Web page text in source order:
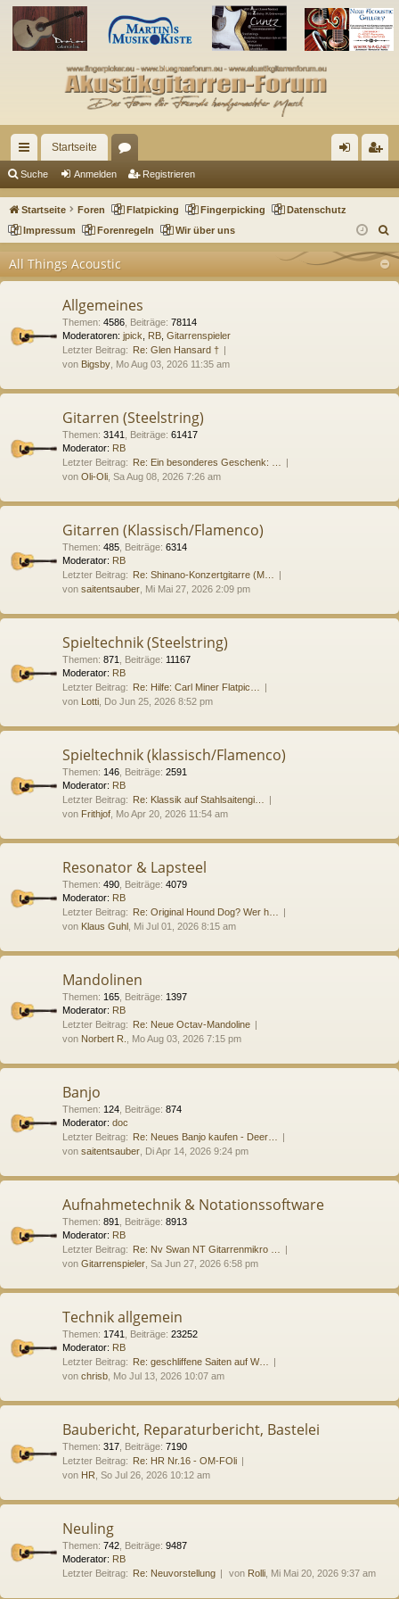
ch
ne
llz
riff
Startseite
en m
de
n
ist
rie
re
n
Suche Anmelden Registrieren
Startseite Foren Flatpicking Fingerpicking
Datenschutz
Impressum
Forenregeln Wir über uns
All Things Acoustic
Allgemeines
Themen: 4586 Beiträge: 78114
Moderatoren: jpick RB Gitarrenspieler
Letzter Beitrag: Re: Glen Hansard †
von Bigsby , Mo Aug 03, 2026 11:35 am
Gitarren (Steelstring)
Themen: 3141 Beiträge: 61417
Moderator: RB
Letzter Beitrag: Re: Ein besonderes Geschenk: …
von Oli-Oli , Sa Aug 08, 2026 7:26 am
Gitarren (Klassisch/Flamenco)
Themen: 485 Beiträge: 6314
Moderator: RB
Letzter Beitrag: Re: Shinano-Konzertgitarre (M…
von saitentsauber , Mi Mai 27, 2026 2:09 pm
Spieltechnik (Steelstring)
Themen: 871 Beiträge: 11167
Moderator: RB
Letzter Beitrag: Re: Hilfe: Carl Miner Flatpic…
von Lotti , Do Jun 25, 2026 8:52 pm
Spieltechnik (klassisch/Flamenco)
Themen: 146 Beiträge: 2591
Moderator: RB
Letzter Beitrag: Re: Klassik auf Stahlsaitengi…
von Frithjof , Mo Apr 20, 2026 11:54 am
Resonator & Lapsteel
Themen: 490 Beiträge: 4079
Moderator: RB
Letzter Beitrag: Re: Original Hound Dog? Wer h…
von Klaus Guhl , Mi Jul 01, 2026 8:15 am
Mandolinen
Themen: 165 Beiträge: 1397
Moderator: RB
Letzter Beitrag: Re: Neue Octav-Mandoline
von Norbert R. , Mo Aug 03, 2026 7:15 pm
Banjo
Themen: 124 Beiträge: 874
Moderator: doc
Letzter Beitrag: Re: Neues Banjo kaufen - Deer…
von saitentsauber , Di Apr 14, 2026 9:24 pm
Aufnahmetechnik & Notationssoftware
Themen: 891 Beiträge: 8913
Moderator: RB
Letzter Beitrag: Re: Nv Swan NT Gitarrenmikro …
von Gitarrenspieler , Sa Jun 27, 2026 6:58 pm
Technik allgemein
Themen: 1741 Beiträge: 23252
Moderator: RB
Letzter Beitrag: Re: geschliffene Saiten auf W…
von chrisb , Mo Jul 13, 2026 10:07 am
Baubericht, Reparaturbericht, Bastelei
Themen: 317 Beiträge: 7190
Letzter Beitrag: Re: HR Nr.16 - OM-FOli
von HR , So Jul 26, 2026 10:12 am
Neuling
Themen: 742 Beiträge: 9487
Moderator: RB
Letzter Beitrag: Re: Neuvorstellung von Rolli , Mi Mai 20, 2026 9:37 am